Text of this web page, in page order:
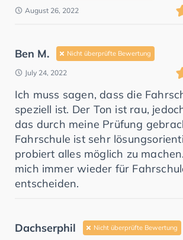
August 26, 2022
Ben M. Nicht überprüfte Bewertung
July 24, 2022
Ich muss sagen, dass die
speziell ist. Der Ton ist rau,
das durch meine Prüfung
Fahrschule ist sehr
probiert alles möglich zu
mich immer wieder für
entscheiden.
Dachserphil Nicht überprüfte Bewertung